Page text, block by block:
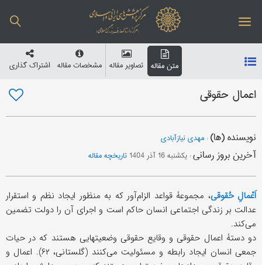
متن مقاله تصاویر مقاله مشخصات مقاله اشتراک گذاری
اعمال حقوقی
نویسنده (ها): مهدی نیازآبادی
آخرین بروز رسانی: یکشنبه 16 آذر 1404 تاریخچه مقاله
اَعْمالِ حُقوقی، مجموعۀ قواعد الزام‌آور که به منظور ایجاد نظم و استقرار
عدالت بر زندگی اجتماعی انسان حاکم است و اجرای آن را دولت تضمین
می‌کند.
دو دستۀ اعمال حقوقی و وقایع حقوقی وضعیتهایی هستند که در حیات
جمعی انسان ایجاد رابطه و مسئولیت می‌کنند (گلستانی، ۶۲). اعمال و